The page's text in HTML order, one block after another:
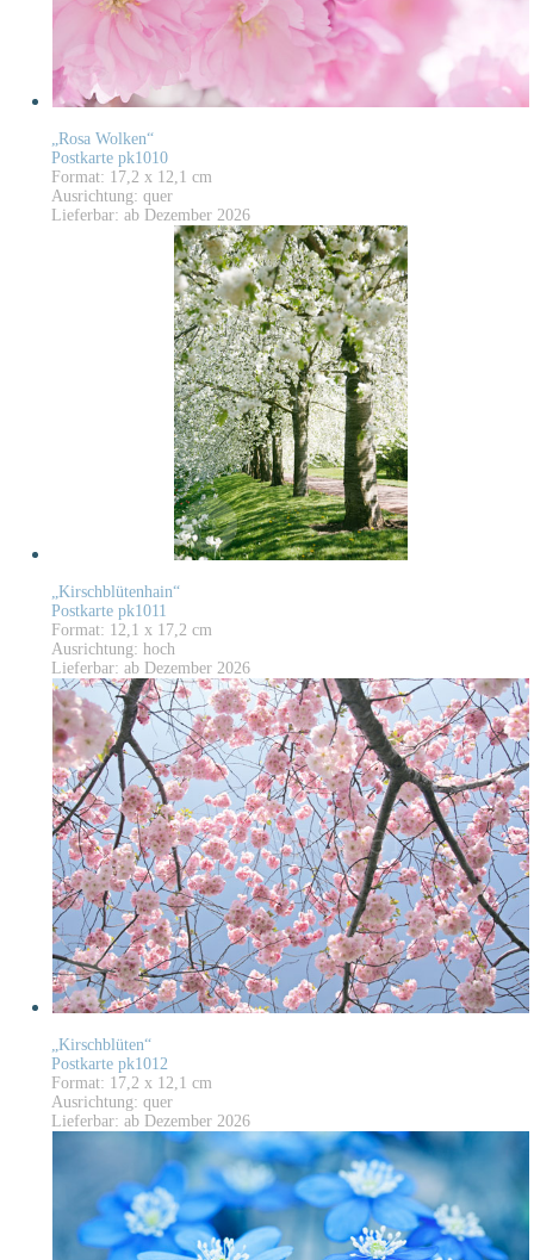
„Rosa Wolken“
Postkarte pk1010
Format: 17,2 x 12,1 cm
Ausrichtung: quer
Lieferbar: ab Dezember 2026
„Kirschblütenhain“
Postkarte pk1011
Format: 12,1 x 17,2 cm
Ausrichtung: hoch
Lieferbar: ab Dezember 2026
„Kirschblüten“
Postkarte pk1012
Format: 17,2 x 12,1 cm
Ausrichtung: quer
Lieferbar: ab Dezember 2026